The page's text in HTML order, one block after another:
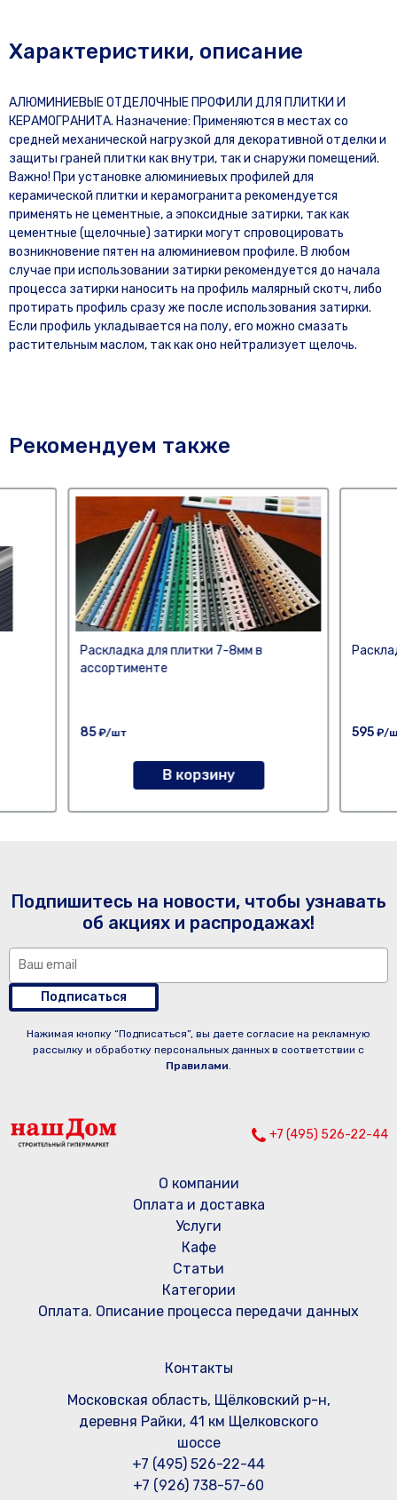
Характеристики, описание
АЛЮМИНИЕВЫЕ ОТДЕЛОЧНЫЕ ПРОФИЛИ ДЛЯ ПЛИТКИ И
КЕРАМОГРАНИТА. Назначение: Применяются в местах со
средней механической нагрузкой для декоративной отделки и
защиты граней плитки как внутри, так и снаружи помещений.
Важно! При установке алюминиевых профилей для
керамической плитки и керамогранита рекомендуется
применять не цементные, а эпоксидные затирки, так как
цементные (щелочные) затирки могут спровоцировать
возникновение пятен на алюминиевом профиле. В любом
случае при использовании затирки рекомендуется до начала
процесса затирки наносить на профиль малярный скотч, либо
протирать профиль сразу же после использования затирки.
Если профиль укладывается на полу, его можно смазать
растительным маслом, так как оно нейтрализует щелочь.
Рекомендуем также
Раскладка для плитки 7-8мм в
ассортименте
85₽/шт
В корзину
595 ₽/
Подпишитесь на новости, чтобы узнавать
об акциях и распродажах!
Подписаться
Нажимая кнопку “Подписаться”, вы даете согласие на рекламную
рассылку и обработку персональных данных в соответствии с
Правилами.
+7 (495) 526-22-44
О компании
Оплата и доставка
Услуги
Кафе
Статьи
Категории
Оплата. Описание процесса передачи данных
Контакты
Московская область, Щёлковский р-н,
деревня Райки, 41 км Щелковского
шоссе
+7 (495) 526-22-44
+7 (926) 738-57-60